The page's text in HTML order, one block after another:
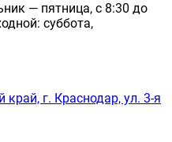
— пятница, с 8:30 до
суббота,
край, г. Краснодар, ул. 3-я